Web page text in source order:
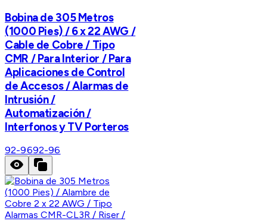
Bobina de 305 Metros
(1000 Pies) / 6 x 22 AWG /
Cable de Cobre / Tipo
CMR / Para Interior / Para
Aplicaciones de Control
de Accesos / Alarmas de
Intrusión /
Automatización /
Interfonos y TV Porteros
92-9692-96